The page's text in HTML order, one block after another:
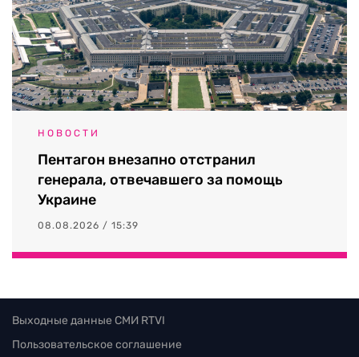
НОВОСТИ
Пентагон внезапно отстранил
генерала, отвечавшего за помощь
Украине
08.08.2026 / 15:39
Выходные данные СМИ RTVI
Пользовательское соглашение